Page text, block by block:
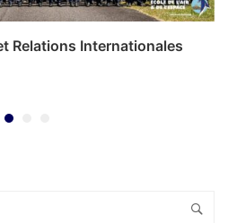
Relations Internationales